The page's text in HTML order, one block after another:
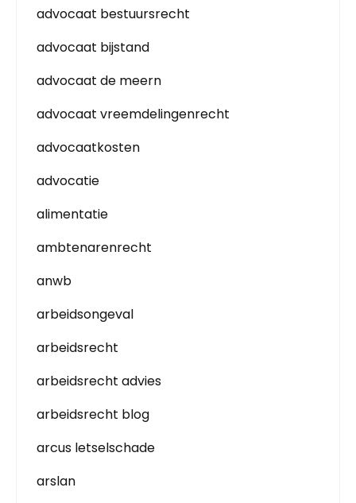
advocaat bestuursrecht
advocaat bijstand
advocaat de meern
advocaat vreemdelingenrecht
advocaatkosten
advocatie
alimentatie
ambtenarenrecht
anwb
arbeidsongeval
arbeidsrecht
arbeidsrecht advies
arbeidsrecht blog
arcus letselschade
arslan